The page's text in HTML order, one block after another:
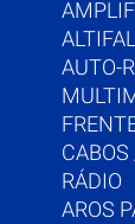
AUTO-
RÁDIO
AROS